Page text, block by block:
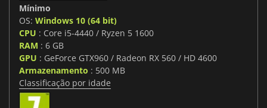
Mínimo
OS: Windows 10 (64 bit)
CPU : Core i5-4440 / Ryzen 5 1600
RAM : 6 GB
GPU : GeForce GTX960 / Radeon RX 560 / HD 4600
Armazenamento : 500 MB
Classificação por idade